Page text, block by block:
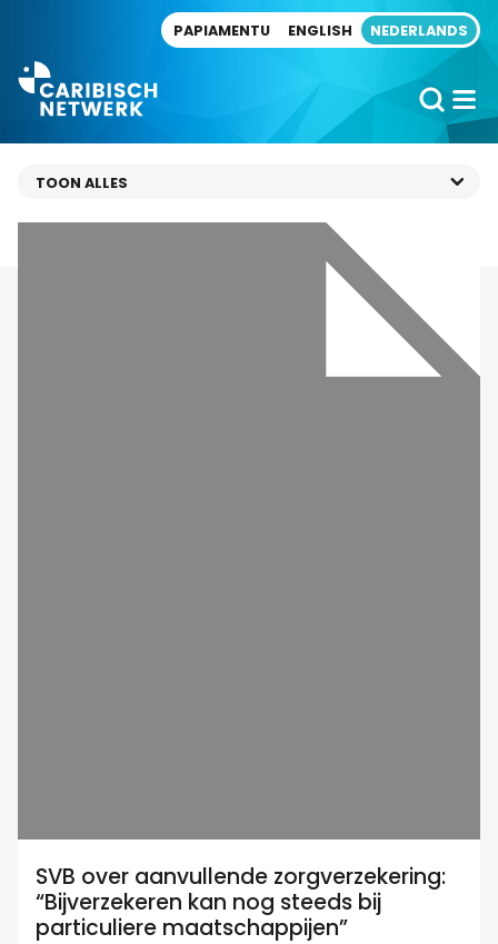
PAPIAMENTU ENGLISH NEDERLANDS
SVB over aanvullende zorgverzekering:
“Bijverzekeren kan nog steeds bij
particuliere maatschappijen”